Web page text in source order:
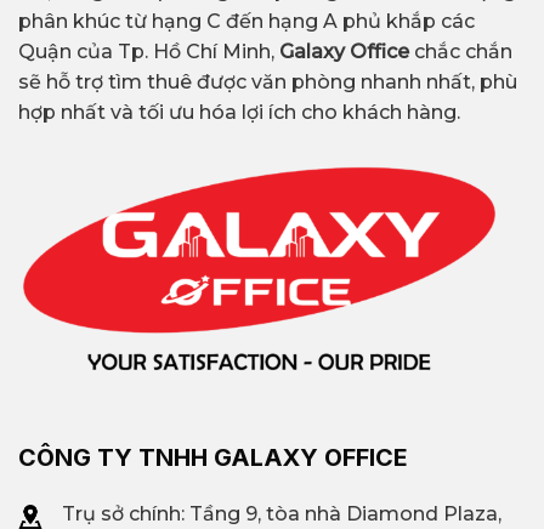
phân khúc từ hạng C đến hạng A phủ khắp các
Quận của Tp. Hồ Chí Minh, Galaxy Office chắc chắn
sẽ hỗ trợ tìm thuê được văn phòng nhanh nhất, phù
hợp nhất và tối ưu hóa lợi ích cho khách hàng.
CÔNG TY TNHH GALAXY OFFICE
Trụ sở chính: Tầng 9, tòa nhà Diamond Plaza,